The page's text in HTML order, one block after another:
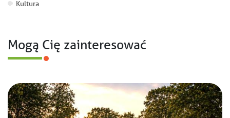
Kultura
Mogą Cię zainteresować